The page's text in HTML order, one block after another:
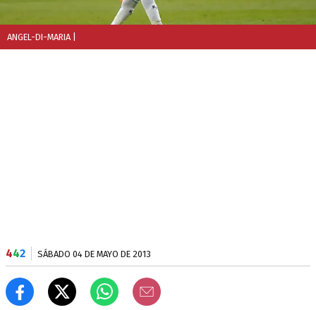
ANGEL-DI-MARIA
442 SÁBADO 04 DE MAYO DE 2013